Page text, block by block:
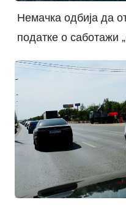
Немачка одбија да
податке о саботажи